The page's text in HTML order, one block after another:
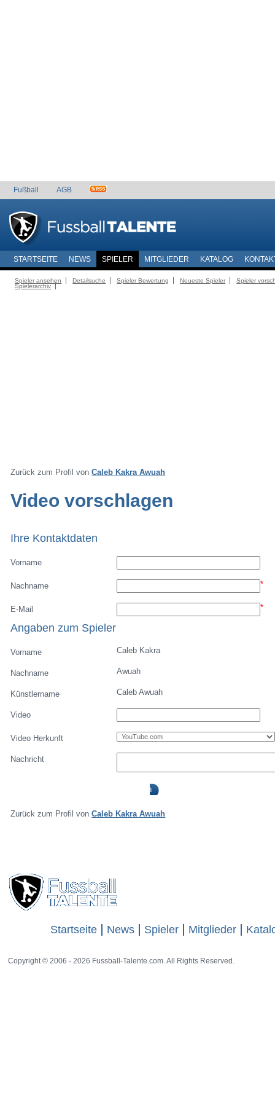
Fußball AGB
STARTSEITE NEWS SPIELER MITGLIEDER KATALOG
Spieler ansehen Detailsuche Spieler Bewertung Neueste Spieler
Spieler
Spielerarchiv
Zurück zum Profil vonCaleb Kakra Awuah
Video vorschlagen
Ihre Kontaktdaten
Vorname
Nachname *
E-Mail *
Angaben zum Spieler
Vorname Caleb Kakra
Nachname Awuah
Künstlername Caleb Awuah
Video
Video Herkunft
Nachricht
Zurück zum Profil vonCaleb Kakra Awuah
Startseite News Spieler Mitglieder
Copyright © 2006 - 2026 Fussball-Talente.com. All Rights Reserved.